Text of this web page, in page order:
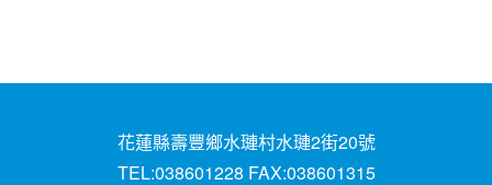
花蓮縣壽豐鄉水璉村水璉2街20號
TEL:038601228 FAX:038601315